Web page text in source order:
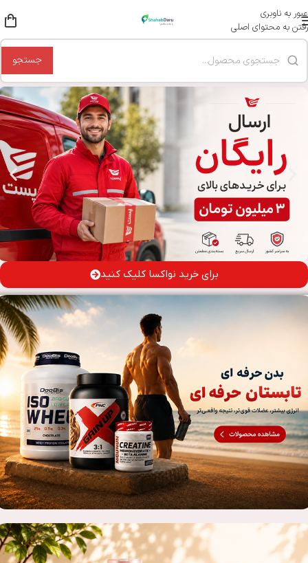
عبور به ناوبری
رفتن به محتوای اصلی
جستجو
برای خرید نواکسا کلیک کنید